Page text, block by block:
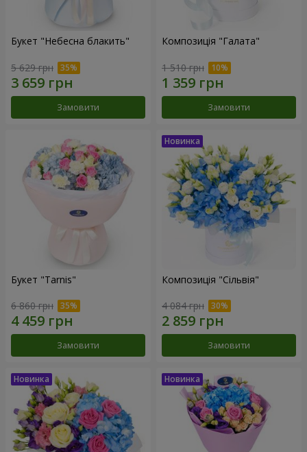
Букет "Небесна блакить"
5 629 грн
Замовити
Композиція "Галата"
1 510 грн
Замовити
Букет "Tarnis"
6 860 грн
Замовити
Композиція "Сільвія"
4 084 грн
Замовити